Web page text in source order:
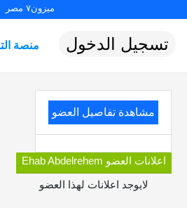
ميزون٧ مصر
منصة تسجيل الدخول
مشاهدة تفاصيل العضو
اعلانات العضو Ehab Abdelrehem
لايوجد اعلانات لهذا العضو